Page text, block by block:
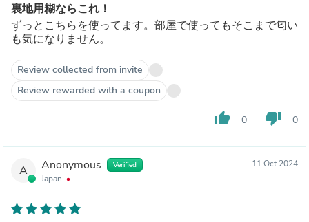
裏地用糊ならこれ！
ずっとこちらを使ってます。部屋で使ってもそこまで匂い
も気になりません。
Review collected from invite
Review rewarded with a coupon
thumb_up 0 thumb_down 0
A Anonymous Verified
Japan
11 Oct 2024